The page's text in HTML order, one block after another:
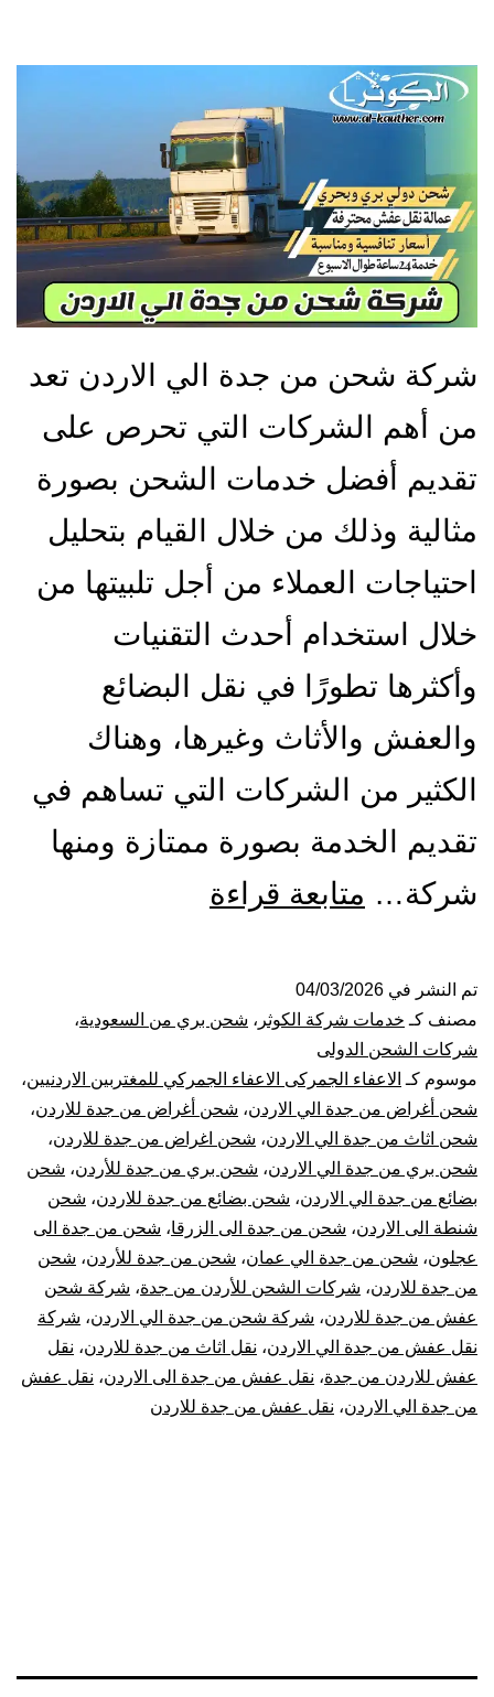
شركة شحن من جدة الي الاردن تعد
من أهم الشركات التي تحرص على
تقديم أفضل خدمات الشحن بصورة
مثالية وذلك من خلال القيام بتحليل
احتياجات العملاء من أجل تلبيتها من
خلال استخدام أحدث التقنيات
وأكثرها تطورًا في نقل البضائع
والعفش والأثاث وغيرها، وهناك
الكثير من الشركات التي تساهم في
تقديم الخدمة بصورة ممتازة ومنها
شركة… متابعة قراءة
الي
الاردن
|
نقل
عفش
من
جدة
تم النشر في 04/03/2026
مصنف كـ خدمات شركة الكوثر ، شحن بري من السعودية،
شركات الشحن الدولى
موسوم كـ الاعفاء الجمركى الاعفاء الجمركي للمغتربين الاردنيين،
شحن أغراض من جدة الي الاردن، شحن أغراض من جدة للاردن،
شحن اثاث من جدة الي الاردن، شحن اغراض من جدة للاردن،
شحن بري من جدة الي الاردن، شحن بري من جدة للأردن، شحن
بضائع من جدة الي الاردن، شحن بضائع من جدة للاردن، شحن
شنطة الى الاردن، شحن من جدة الى الزرقا، شحن من جدة الى
عجلون، شحن من جدة الي عمان، شحن من جدة للأردن، شحن
من جدة للاردن، شركات الشحن للأردن من جدة، شركة شحن
عفش من جدة للاردن، شركة شحن من جدة الي الاردن، شركة
نقل عفش من جدة الي الاردن، نقل اثاث من جدة للاردن، نقل
عفش للاردن من جدة، نقل عفش من جدة الى الاردن، نقل عفش
من جدة الي الاردن، نقل عفش من جدة للاردن